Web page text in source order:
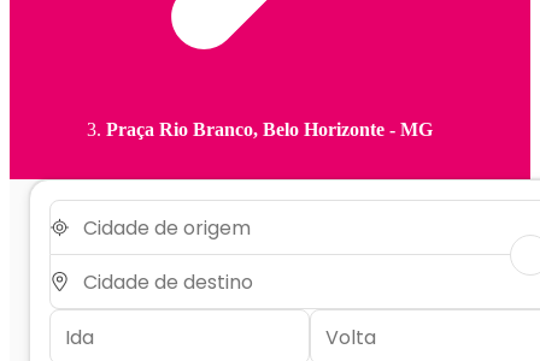
Praça Rio Branco, Belo Horizonte - MG